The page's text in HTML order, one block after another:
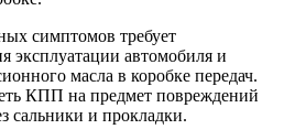
симптомов требует
эксплуатации автомобиля и
масла в коробке передач.
КПП на предмет повреждений
сальники и прокладки.